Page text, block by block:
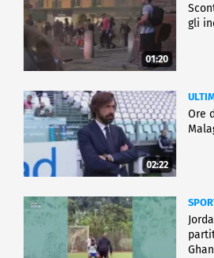
01:20
gli
02:22
Ore